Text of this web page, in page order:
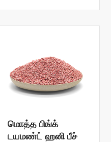
மொத்த பிங்க்
டயமண்ட் ஹனி பீச்